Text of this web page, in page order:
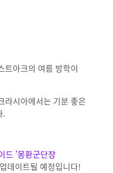
트아크의 여름 방학이
라시아에서는 기분 좋은
.
드 '몽환군단장
데이트될 예정입니다!